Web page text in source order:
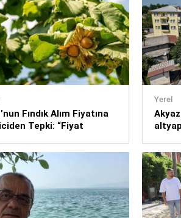
Fındık Alım Fiyatına
Tepki: “Fiyat
Yerel